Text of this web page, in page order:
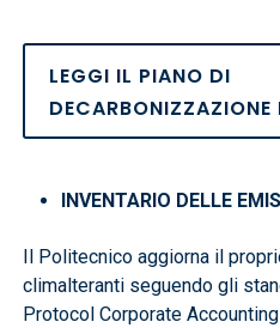
LEGGI IL PIANO DI
DECARBONIZZAZIONE
INVENTARIO DELLE
Il Politecnico aggiorna il
climalteranti seguendo gli
Protocol Corporate